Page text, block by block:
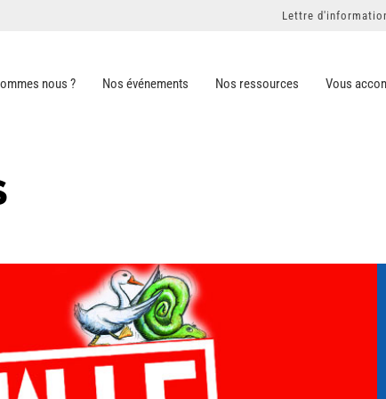
nous ? Nos événements Nos ressources Vous
Lettre